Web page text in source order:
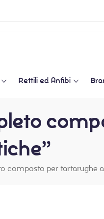
Rettili ed Anfibi
composto per tartarughe